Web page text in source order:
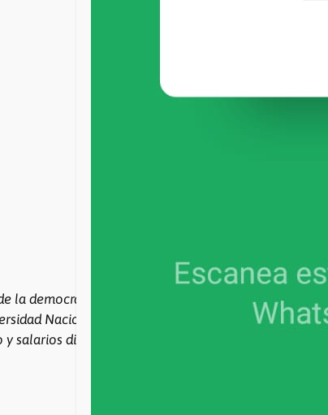
la democracia, COAD es el gremio de todxs lxs
Nacional de Rosario. Con democracia sindical,
salarios dignos y siempre bregamos por la